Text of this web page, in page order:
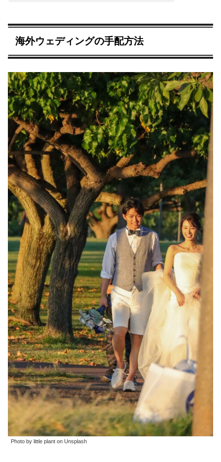
海外ウェディングの手配方法
Photo by little plant on Unsplash